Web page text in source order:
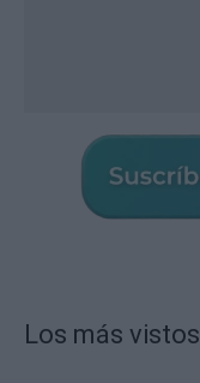
Los más vistos